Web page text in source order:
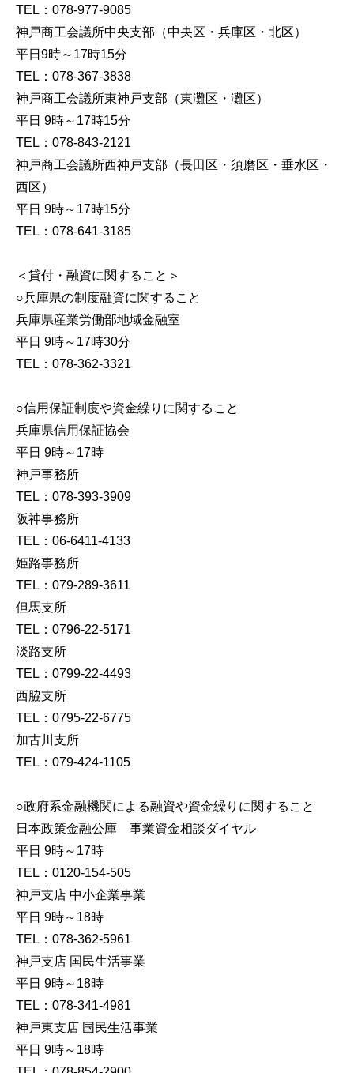
TEL：078-977-9085
神戸商工会議所中央支部（中央区・兵庫区・北区）
平日9時～17時15分
TEL：078-367-3838
神戸商工会議所東神戸支部（東灘区・灘区）
平日 9時～17時15分
TEL：078-843-2121
神戸商工会議所西神戸支部（長田区・須磨区・垂水区・
西区）
平日 9時～17時15分
TEL：078-641-3185
＜貸付・融資に関すること＞
○兵庫県の制度融資に関すること
兵庫県産業労働部地域金融室
平日 9時～17時30分
TEL：078-362-3321
○信用保証制度や資金繰りに関すること
兵庫県信用保証協会
平日 9時～17時
神戸事務所
TEL：078-393-3909
阪神事務所
TEL：06-6411-4133
姫路事務所
TEL：079-289-3611
但馬支所
TEL：0796-22-5171
淡路支所
TEL：0799-22-4493
西脇支所
TEL：0795-22-6775
加古川支所
TEL：079-424-1105
○政府系金融機関による融資や資金繰りに関すること
日本政策金融公庫 事業資金相談ダイヤル
平日 9時～17時
TEL：0120-154-505
神戸支店 中小企業事業
平日 9時～18時
TEL：078-362-5961
神戸支店 国民生活事業
平日 9時～18時
TEL：078-341-4981
神戸東支店 国民生活事業
平日 9時～18時